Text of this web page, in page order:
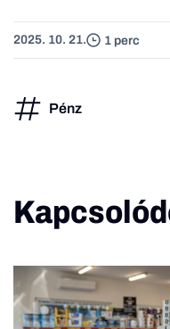
2025. 10. 21. 1 perc
Pénz